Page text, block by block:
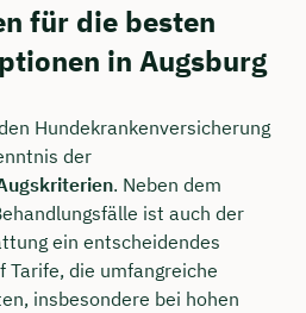
für die besten
in Augsburg
Hundekrankenversicherung
der
. Neben dem
ist auch der
ein entscheidendes
Tarife, die umfangreiche
insbesondere bei hohen